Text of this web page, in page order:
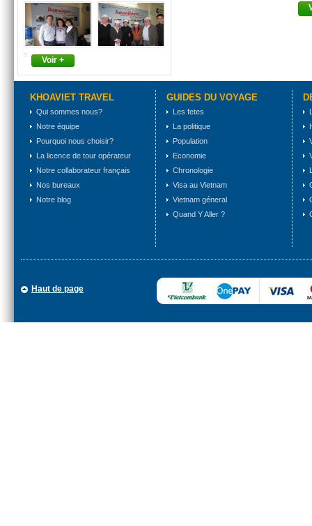
Voir +
KHOAVIET TRAVEL
Qui sommes nous?
Notre équipe
Pourquoi nous choisir?
La licence de tour opérateur
Notre collaborateur français
Nos bureaux
Notre blog
GUIDES DU VOYAGE
Les fetes
La politique
Population
Economie
Chronologie
Visa au Vietnam
Vietnam géneral
Quand Y Aller ?
Haut de page